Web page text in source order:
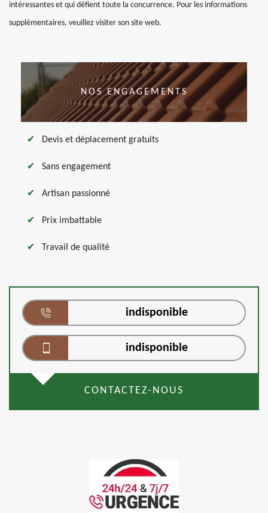
intéressantes et qui défient toute la concurrence. Pour les informations
supplémentaires, veuillez visiter son site web.
NOS ENGAGEMENTS
Devis et déplacement gratuits
Sans engagement
Artisan passionné
Prix imbattable
Travail de qualité
indisponible
indisponible
CONTACTEZ-NOUS